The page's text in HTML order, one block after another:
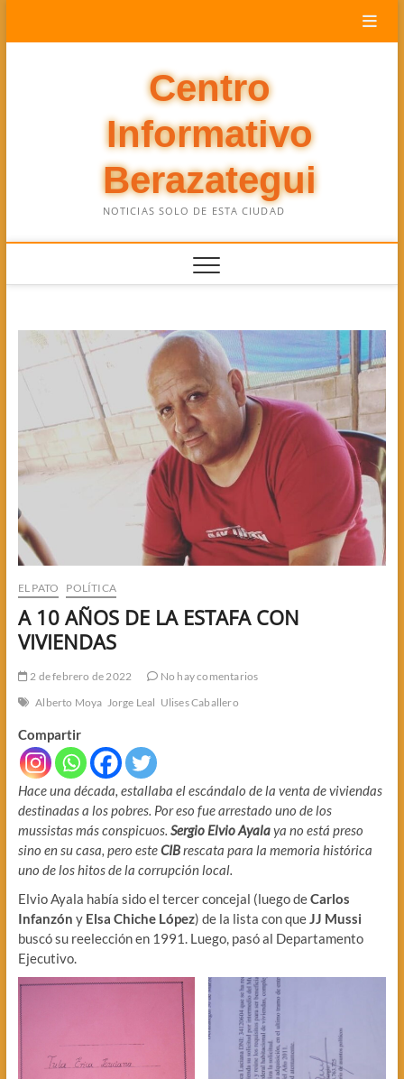
Centro
Informativo
Berazategui
NOTICIAS SOLO DE ESTA CIUDAD
EL PATO POLÍTICA
A 10 AÑOS DE LA ESTAFA CON
VIVIENDAS
2 de febrero de 2022
No hay comentarios
Alberto Moya Jorge Leal Ulises Caballero
Compartir
Hace una década, estallaba el escándalo de la venta de viviendas
destinadas a los pobres. Por eso fue arrestado uno de los
mussistas más conspicuos. Sergio Elvio Ayalaya no está preso
sino en su casa, pero esteCIBrescata para la memoria histórica
uno de los hitos de la corrupción local.
Elvio Ayala había sido el tercer concejal (luego deCarlos
Infanzón y Elsa Chiche López) de la lista con queJJ Mussi
buscó su reelección en 1991. Luego, pasó al Departamento
Ejecutivo.